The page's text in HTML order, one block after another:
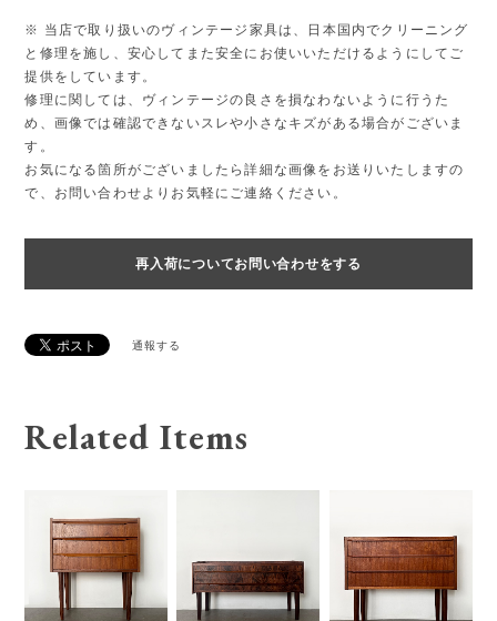
※ 当店で取り扱いのヴィンテージ家具は、日本国内でクリーニング
と修理を施し、安心してまた安全にお使いいただけるようにしてご
提供をしています。
修理に関しては、ヴィンテージの良さを損なわないように行うた
め、画像では確認できないスレや小さなキズがある場合がございま
す。
お気になる箇所がございましたら詳細な画像をお送りいたしますの
で、お問い合わせよりお気軽にご連絡ください。
再入荷についてお問い合わせをする
通報する
Related Items